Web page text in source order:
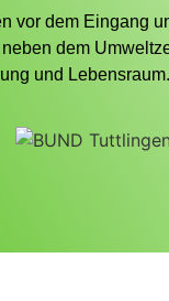
vor dem Eingang
dem
und Lebensraum.